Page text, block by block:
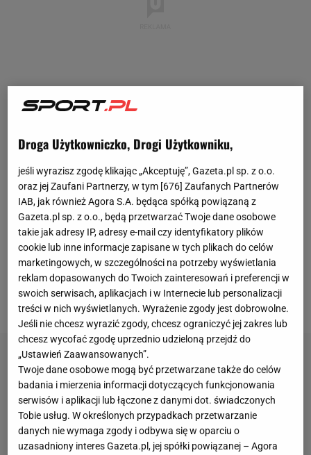
Juergen Kloppzdobył nagrodę Trenera Roku imienia
Sir Alexa Fergusonaprzyznawaną przez
stowarzyszenie trenerów
Premier League
Zdobywca mistrzostwa Anglii z Liverpoolem został
nagrodzony w czasie specjalnej gali, podczas której
nagrodę "wręczał" mu sam Ferguson.
Droga Użytkowniczko, Drogi Użytkowniku,
jeśli wyrazisz zgodę klikając „Akceptuję”, Gazeta.pl sp. z o.o.
oraz jej Zaufani Partnerzy, w tym [676] Zaufanych Partnerów
IAB, jak również Agora S.A. będąca spółką powiązaną z
Gazeta.pl sp. z o.o., będą przetwarzać Twoje dane osobowe
takie jak adresy IP, adresy e-mail czy identyfikatory plików
cookie lub inne informacje zapisane w tych plikach do celów
marketingowych, w szczególności na potrzeby wyświetlania
reklam dopasowanych do Twoich zainteresowań i preferencji w
swoich serwisach, aplikacjach i w Internecie lub personalizacji
treści w nich wyświetlanych. Wyrażenie zgody jest dobrowolne.
Jeśli nie chcesz wyrazić zgody, chcesz ograniczyć jej zakres lub
chcesz wycofać zgodę uprzednio udzieloną przejdź do
„Ustawień Zaawansowanych”.
Twoje dane osobowe mogą być przetwarzane także do celów
badania i mierzenia informacji dotyczących funkcjonowania
serwisów i aplikacji lub łączone z danymi dot. świadczonych
Tobie usług. W określonych przypadkach przetwarzanie
danych nie wymaga zgody i odbywa się w oparciu o
uzasadniony interes Gazeta.pl, jej spółki powiązanej – Agora